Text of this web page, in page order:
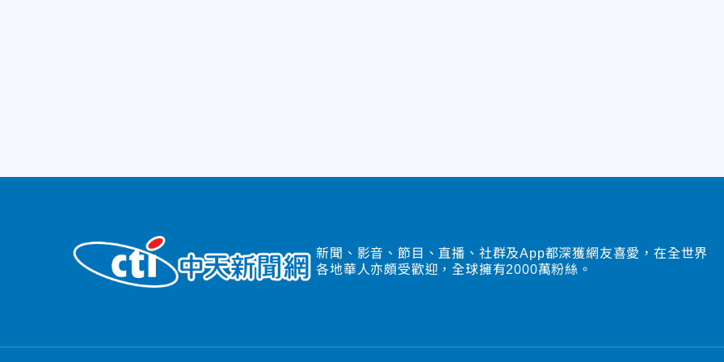
新聞、影音、節目、直播、社群及App都深獲網友喜愛，在全世界
各地華人亦頗受歡迎，全球擁有2000萬粉絲。